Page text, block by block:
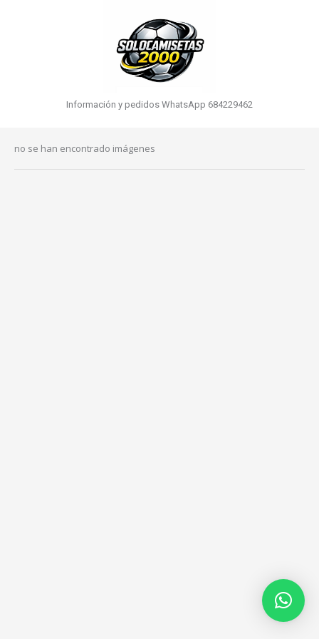
Información y pedidos WhatsApp 684229462
no se han encontrado imágenes